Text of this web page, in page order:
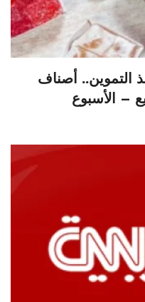
في منافذ التموين.. أصناف
– الأسبوع